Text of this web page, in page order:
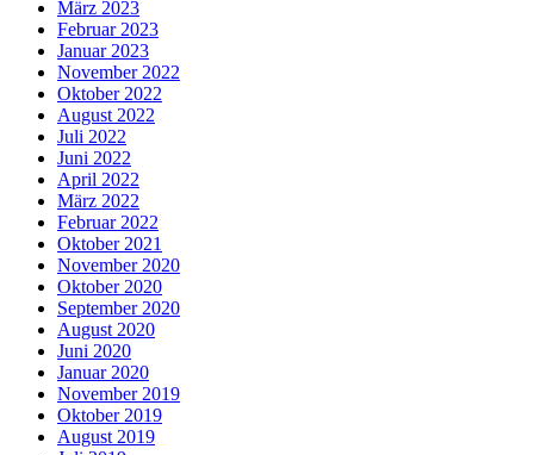
März 2023
Februar 2023
Januar 2023
November 2022
Oktober 2022
August 2022
Juli 2022
Juni 2022
April 2022
März 2022
Februar 2022
Oktober 2021
November 2020
Oktober 2020
September 2020
August 2020
Juni 2020
Januar 2020
November 2019
Oktober 2019
August 2019